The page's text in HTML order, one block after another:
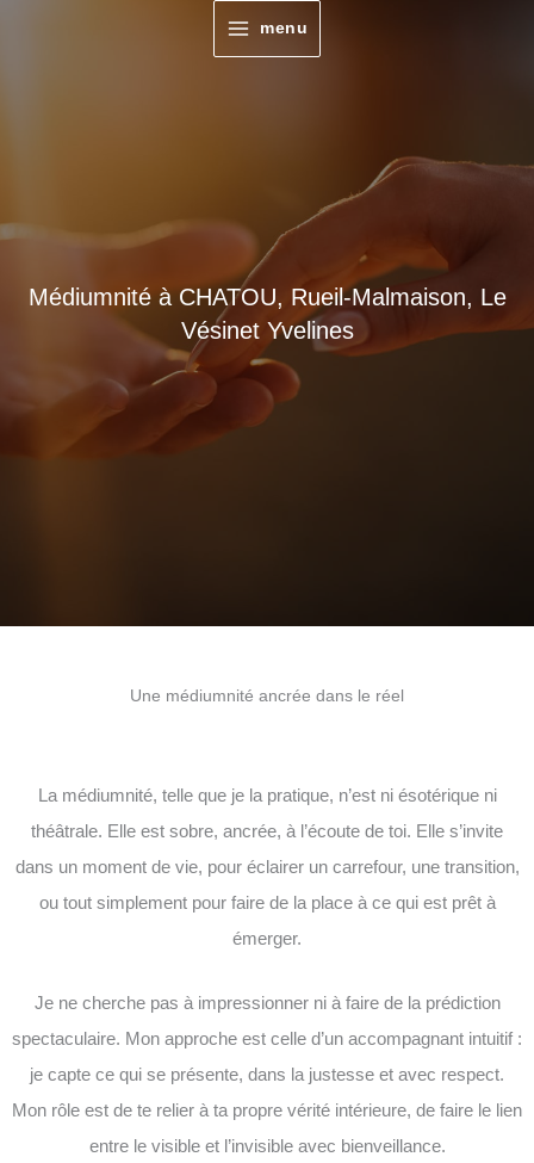
menu
Médiumnité à CHATOU, Rueil-Malmaison, Le
Vésinet Yvelines
Une médiumnité ancrée dans le réel
La médiumnité, telle que je la pratique, n’est ni ésotérique ni
théâtrale. Elle est sobre, ancrée, à l’écoute de toi. Elle s’invite
dans un moment de vie, pour éclairer un carrefour, une transition,
ou tout simplement pour faire de la place à ce qui est prêt à
émerger.
Je ne cherche pas à impressionner ni à faire de la prédiction
spectaculaire. Mon approche est celle d’un accompagnant intuitif :
je capte ce qui se présente, dans la justesse et avec respect.
Mon rôle est de te relier à ta propre vérité intérieure, de faire le lien
entre le visible et l’invisible avec bienveillance.